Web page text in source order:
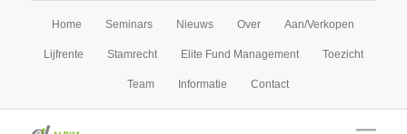
Home Seminars Nieuws Over Aan/Verkopen
Lijfrente Stamrecht Elite Fund Management Toezicht
Team Informatie Contact